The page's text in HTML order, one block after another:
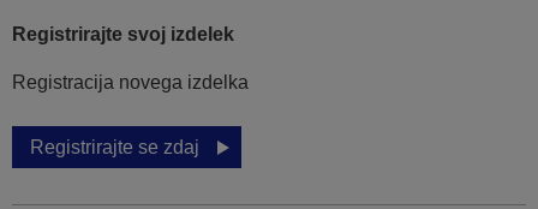
Registrirajte svoj izdelek
Registracija novega izdelka
Registrirajte se zdaj